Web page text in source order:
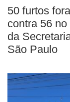
50 furtos
contra 56
da
São Paulo